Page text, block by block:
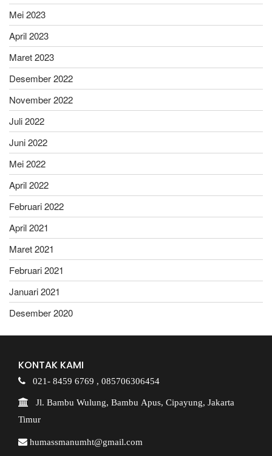
Mei 2023
April 2023
Maret 2023
Desember 2022
November 2022
Juli 2022
Juni 2022
Mei 2022
April 2022
Februari 2022
April 2021
Maret 2021
Februari 2021
Januari 2021
Desember 2020
KONTAK KAMI
021- 8459 6769 , 085706306454
Jl. Bambu Wulung, Bambu Apus, Cipayung, Jakarta
Timur
humassmanumht@gmail.com